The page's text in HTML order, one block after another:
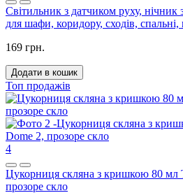
Світильник з датчиком руху, нічник
для шафи, коридору, сходів, спальні,
169 грн.
Додати в кошик
Топ продажів
4
Цукорниця скляна з кришкою 80 мл
прозоре скло